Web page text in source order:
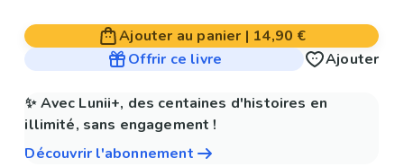
Ajouter au panier | 14,90 €
Offrir ce livre
Ajouter
✨ Avec Lunii+, des centaines d'histoires en
illimité, sans engagement !
Découvrir l'abonnement